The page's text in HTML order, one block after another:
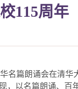
115周年
名篇朗诵会在清华
，以名篇朗诵、百